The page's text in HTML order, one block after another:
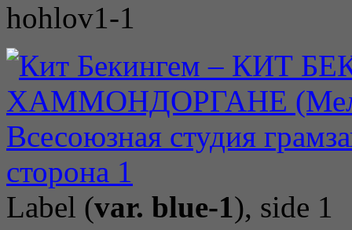
hohlov1-1
Label (var. blue-1), side 1